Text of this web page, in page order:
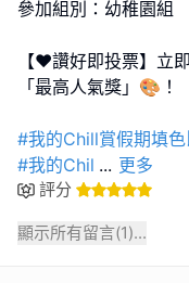
參加組別：幼稚園組
【❤️讚好即投票】立
「最高人氣獎」🎨！
#我的Chill賞假期填
#我的Chil ... 更多
評分
顯示所有留言(1)...